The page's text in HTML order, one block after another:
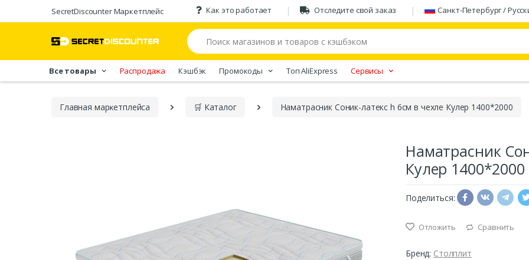
SecretDiscounter Маркетплейс Как это работает Отследите свой заказ Санкт-Петербург /
Все товары Распродажа Кэшбэк Промокоды Tоп AliExpress Сервисы
Главная марĸетплейса 🛒 Каталог Наматрасник Соник-латекс h 6см в чехле Кулер 1400*2000
Наматрасник
Кулер 1400*2000
Поделиться:
Отложить Сравнить
Бренд: Столплит